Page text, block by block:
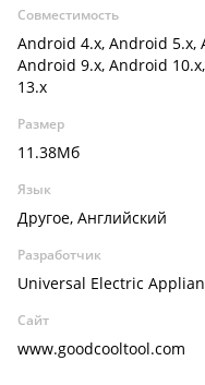
Совместимость
Android 4.x, Android 5.x,
Android 9.x, Android
13.x
Размер
11.38Мб
Язык
Другое, Английский
Разработчик
Universal Electric
Сайт
www.goodcooltool.com